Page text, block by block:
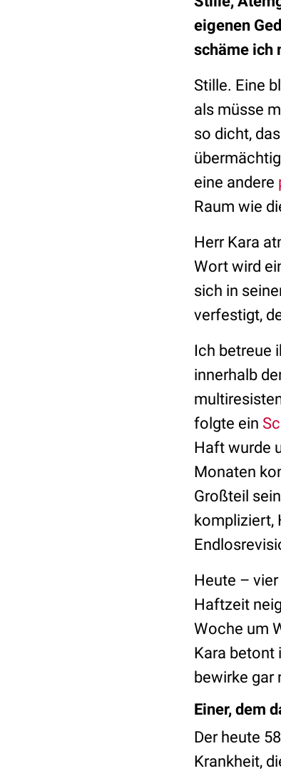
eigenen
schäme ich
Stille. Eine
als müsse
so dicht,
eine andere
Raum wie
Herr Kara
Wort wird
sich in
verfestigt,
Ich betreue
innerhalb
folgte ein
Haft wurde
Monaten
Großteil
kompliziert,
Heute –
Haftzeit
Woche um
Kara betont
bewirke gar
Einer, dem
Der heute
Krankheit,